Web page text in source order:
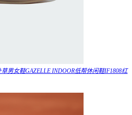
男女鞋GAZELLE INDOOR低帮休闲鞋IF1808红